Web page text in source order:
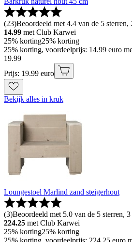
(23)Beoordeeld met 4.4 van de 5
14.99 met Club Karwei
25% korting25% korting
25% korting, voordeelprijs: 14.99 euro
19.99
Prijs: 19.99 euro
Bekijk alles in kruk
Loungestoel Marlind zand steigerhout
(3)Beoordeeld met 5.0 van de 5 sterren,
224.25 met Club Karwei
25% korting25% korting